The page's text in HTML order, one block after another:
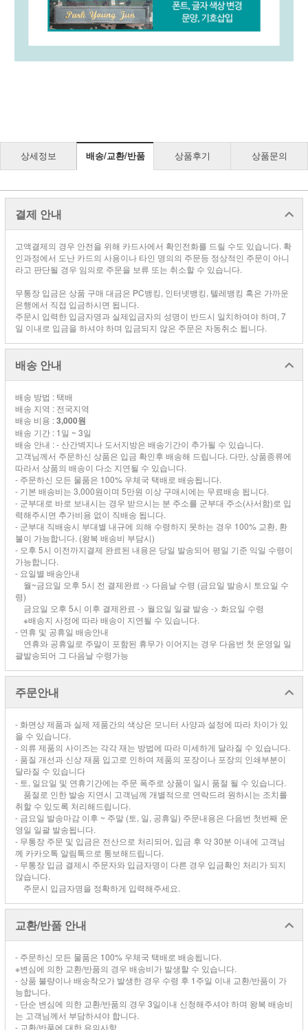
상세정보 배송/교환/반품 상품후기 상품문의
결제 안내
고액결제의 경우 안전을 위해 카드사에서 확인전화를 드릴 수도 있습니다. 확
인과정에서 도난 카드의 사용이나 타인 명의의 주문등 정상적인 주문이 아니
라고 판단될 경우 임의로 주문을 보류 또는 취소할 수 있습니다.
무통장 입금은 상품 구매 대금은 PC뱅킹, 인터넷뱅킹, 텔레뱅킹 혹은 가까운
은행에서 직접 입금하시면 됩니다.
주문시 입력한 입금자명과 실제입금자의 성명이 반드시 일치하여야 하며, 7
일 이내로 입금을 하셔야 하며 입금되지 않은 주문은 자동취소 됩니다.
배송 안내
배송 방법 : 택배
배송 지역 : 전국지역
배송 비용 :3,000원
배송 기간 : 1일 ~ 3일
배송 안내 : - 산간벽지나 도서지방은 배송기간이 추가될 수 있습니다.
고객님께서 주문하신 상품은 입금 확인후 배송해 드립니다. 다만, 상품종류에
따라서 상품의 배송이 다소 지연될 수 있습니다.
- 주문하신 모든 물품은 100% 우체국 택배로 배송됩니다.
- 기본 배송비는 3,000원이며 5만원 이상 구매시에는 무료배송 됩니다.
- 군부대로 바로 보내시는 경우 받으시는 분 주소를 군부대 주소(사서함)로 입
력해주시면 추가비용 없이 직배송 됩니다.
- 군부대 직배송시 부대별 내규에 의해 수령하지 못하는 경우 100% 교환, 환
불이 가능합니다. (왕복 배송비 부담시)
- 오후 5시 이전까지결제 완료된 내용은 당일 발송되어 평일 기준 익일 수령이
가능합니다.
- 요일별 배송안내
월~금요일 오후 5시 전 결제완료 -> 다음날 수령 (금요일 발송시 토요일 수
령)
금요일 오후 5시 이후 결제완료 -> 월요일 일괄 발송 -> 화요일 수령
※배송지 사정에 따라 배송이 지연될 수 있습니다.
- 연휴 및 공휴일 배송안내
연휴와 공휴일로 주말이 포함된 휴무가 이어지는 경우 다음번 첫 운영일 일
괄발송되어 그 다음날 수령가능
주문안내
- 화면상 제품과 실제 제품간의 색상은 모니터 사양과 설정에 따라 차이가 있
을 수 있습니다.
- 의류 제품의 사이즈는 각각 재는 방법에 따라 미세하게 달라질 수 있습니다.
- 품질 개선과 신상 재품 입고로 인하여 제품의 포장이나 포장의 인쇄부분이
달라질 수 있습니다
- 토, 일요일 및 연휴기간에는 주문 폭주로 상품이 일시 품절 될 수 있습니다.
품절로 인한 발송 지연시 고객님께 개별적으로 연락드려 원하시는 조치를
취할 수 있도록 처리해드립니다.
- 금요일 발송마감 이후 ~ 주말 (토, 일, 공휴일) 주문내용은 다음번 첫번째 운
영일 일괄 발송됩니다.
- 무통장 주문 및 입금은 전산으로 처리되어, 입금 후 약 30분 이내에 고객님
께 카카오톡 알림톡으로 통보해드립니다.
- 무통장 입금 결제시 주문자와 입금자명이 다른 경우 입금확인 처리가 되지
않습니다.
주문시 입금자명을 정확하게 입력해주세요.
교환/반품 안내
- 주문하신 모든 물품은 100% 우체국 택배로 배송됩니다.
※변심에 의한 교환/반품의 경우 배송비가 발생할 수 있습니다.
- 상품 불량이나 배송착오가 발생한 경우 수령 후 1주일 이내 교환/반품이 가
능합니다.
- 단순 변심에 의한 교환/반품의 경우 3일이내 신청해주셔야 하며 왕복 배송비
는 고객님께서 부담하셔야 합니다.
- 교환/반품에 대한 유의사항